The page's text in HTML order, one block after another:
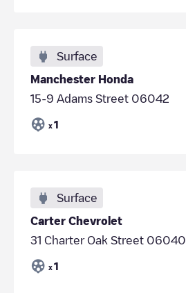
Surface
Manchester Honda
15-9 Adams Street 06042
x 1
Surface
Carter Chevrolet
31 Charter Oak Street 06040
x 1